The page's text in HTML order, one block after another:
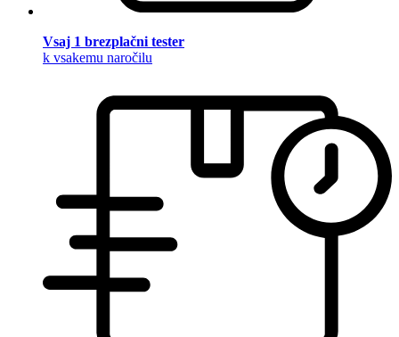
Vsaj 1 brezplačni tester
k vsakemu naročilu